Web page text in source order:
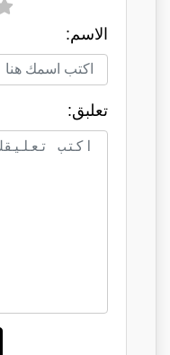
الاسم:
تعلبق: